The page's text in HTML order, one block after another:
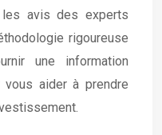
avis des experts
rigoureuse
une information
aider à prendre